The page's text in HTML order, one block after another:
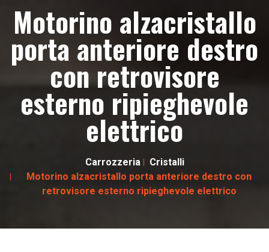
Motorino alzacristallo
porta anteriore destro
con retrovisore
esterno ripieghevole
elettrico
Carrozzeria
Cristalli
Motorino alzacristallo porta anteriore destro con
retrovisore esterno ripieghevole elettrico